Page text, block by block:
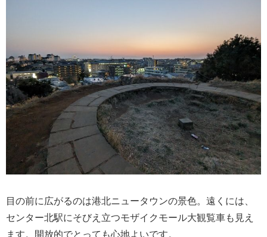
目の前に広がるのは港北ニュータウンの景色。遠くには、
センター北駅にそびえ立つモザイクモール大観覧車も見え
ます。開放的でとっても心地よいです。